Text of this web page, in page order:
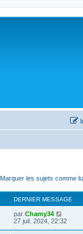
Marquer les sujets comme
DERNIER MESSAGE
par Chamy34
27 juil. 2024, 22:32